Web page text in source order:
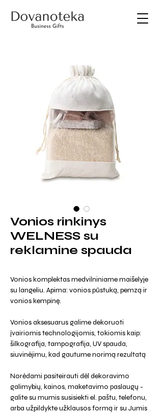
Vonios rinkinys
WELNESS su
reklamine spauda
Vonios komplektas medvilniniame maišelyje
su langeliu. Apima: vonios pūstuką, pemzą ir
vonios kempinę.
Vonios aksesuarus galime dekoruoti
įvairiomis technologijomis, tokiomis kaip:
šilkografija, tampografija, UV spauda,
siuvinėjimu, kad gautume norimą rezultatą
Norėdami pasiteirauti dėl dekoravimo
galimybių, kainos, maketavimo paslaugų -
galite su mumis susisiekti el. paštu, telefonu,
arba užpildykte užklausos formą ir su Jumis